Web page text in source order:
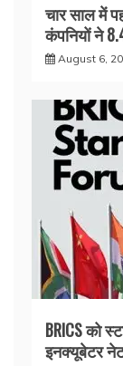
चार साल में
कंपनियों ने
August 6,
BRICS को
इनक्यूबेटर